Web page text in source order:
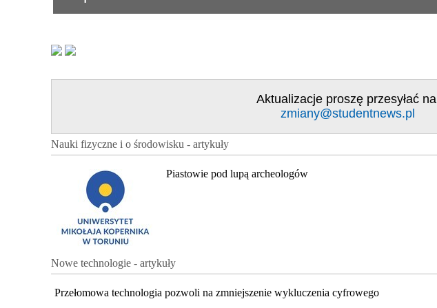
Aktualizacje proszę przesyłać na
zmiany@studentnews.pl
Nauki fizyczne i o środowisku - artykuły
Piastowie pod lupą archeologów
Nowe technologie - artykuły
Przełomowa technologia pozwoli na zmniejszenie wykluczenia cyfrowego